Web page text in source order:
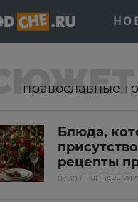
СЮЖЕТ
православные
Блюда,
рецепты
07:30 / 5 ЯНВАРЯ